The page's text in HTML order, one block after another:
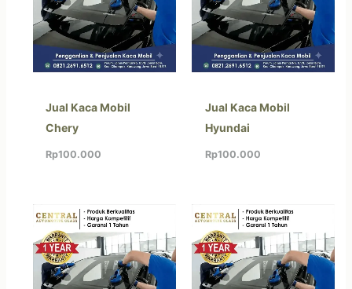
Jual Kaca Mobil
Chery
Rp100.000
Jual Kaca Mobil
Hyundai
Rp100.000